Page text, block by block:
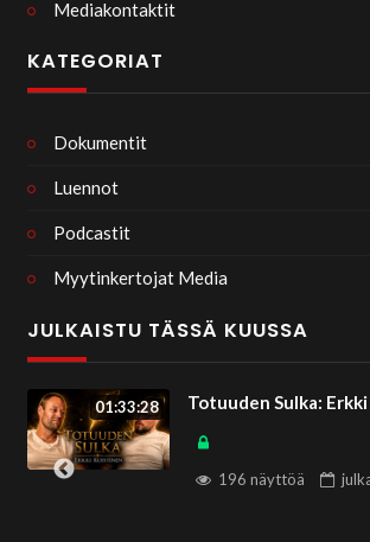
Mediakontaktit
KATEGORIAT
Dokumentit
Luennot
Podcastit
Myytinkertojat Media
JULKAISTU TÄSSÄ KUUSSA
36:44
Masteman ja
Wirén